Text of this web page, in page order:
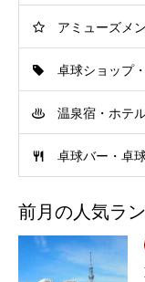
アミューズメ
卓球ショップ
温泉宿・ホテ
卓球バー・卓
前月の人気ラ